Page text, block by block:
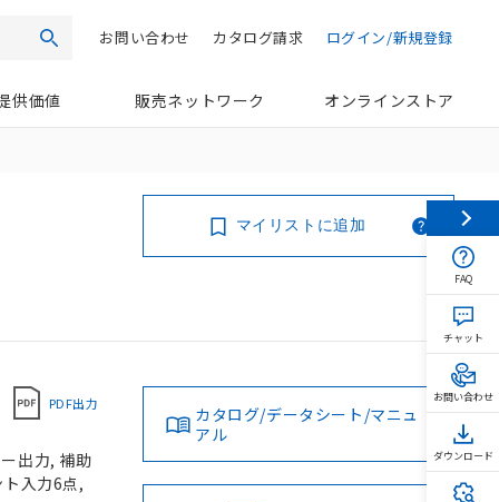
検索 ログイン/新規登録
カタログ請求
お問い合わせ
供価値 販売ネットワーク オンラインストア
マイリストに追加
PDF出力
出力, 補助
入力6点,
カタログ/データシート/マニュ
アル
FAQ
チャット
お問い合わせ
ダウンロード